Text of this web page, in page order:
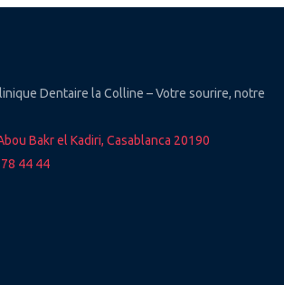
Dentaire la Colline – Votre sourire, notre
Bakr el Kadiri, Casablanca 20190
44 44